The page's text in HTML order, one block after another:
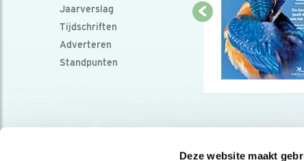
Deze website maakt
Jaarverslag
Tijdschriften
Adverteren
Standpunten